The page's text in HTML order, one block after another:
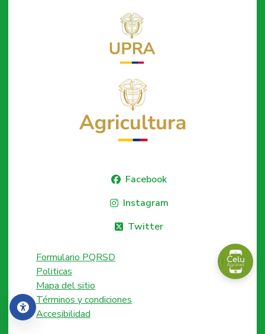
Accesibilidad
Facebook
Instagram
Twitter
Formulario PQRSD
Politicas
Mapa del sitio
Términos y condiciones
Accesibilidad